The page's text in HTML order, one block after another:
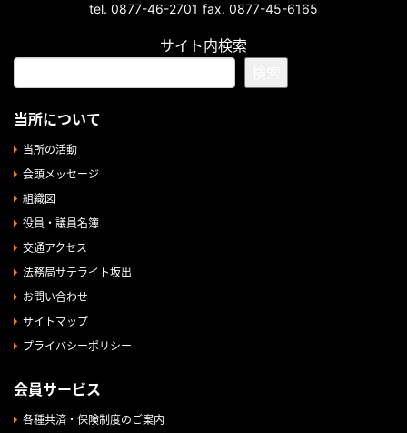
tel. 0877-46-2701 fax. 0877-45-6165
サイト内検索
当所について
当所の活動
会頭メッセージ
組織図
役員・議員名簿
交通アクセス
法務局サテライト坂出
お問い合わせ
サイトマップ
プライバシーポリシー
会員サービス
各種共済・保険制度のご案内